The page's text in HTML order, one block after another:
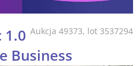
Aukcja 49373, lot 3537294
1.0
Business